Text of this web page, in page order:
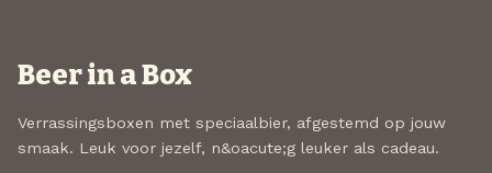
Beer in a Box
Verrassingsboxen met speciaalbier, afgestemd op jouw
smaak. Leuk voor jezelf, n&oacute;g leuker als cadeau.